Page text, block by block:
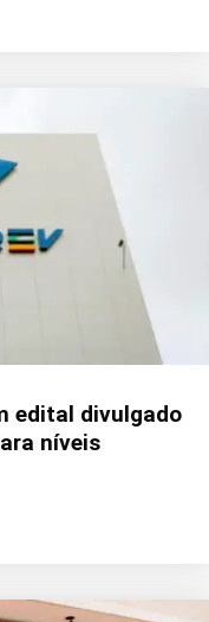
edital divulgado
níveis